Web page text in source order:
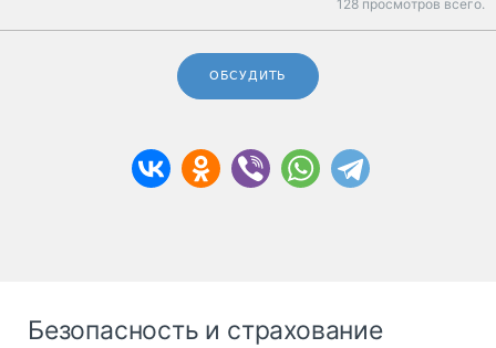
128 просмотров всего.
ОБСУДИТЬ
Безопасность и страхование